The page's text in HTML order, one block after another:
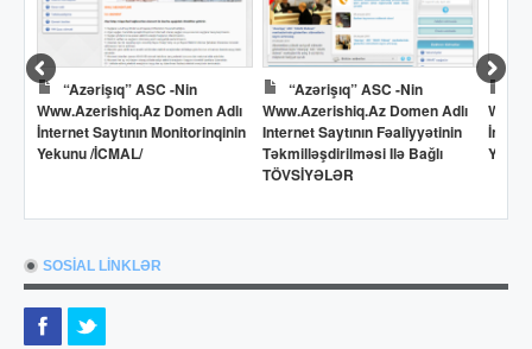
“Azərişıq” ASC -nin
Www.azerishiq.az Domen Adlı
İnternet Saytının Monitorinqinin
Yekunu /İCMAL/
“Azərişıq” ASC -nin
Www.azerishiq.az Domen Adlı
Internet Saytının Fəaliyyətinin
Təkmilləşdirilməsi Ilə Bağlı
TÖVSİYƏLƏR
SOSİAL LİNKLƏR